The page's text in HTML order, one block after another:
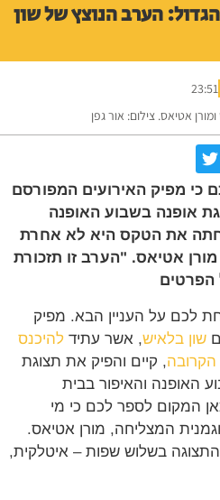
הערב הנוצץ של שון
צילום: אור גפן
האירועים המפורסם
בשבוע האופנה
את הטקס היא לא אחרת
אטיאס. "הערב זו תזכורת
על העניין הבא. מפיק
בלאיש, אשר עתידלהיכנס
, קיים והפיק את תצוגת
והאיפור בבית
לספר לכם כי מי
המצליחה, מורן אטיאס.
בשלוש שפות – איטלקית,